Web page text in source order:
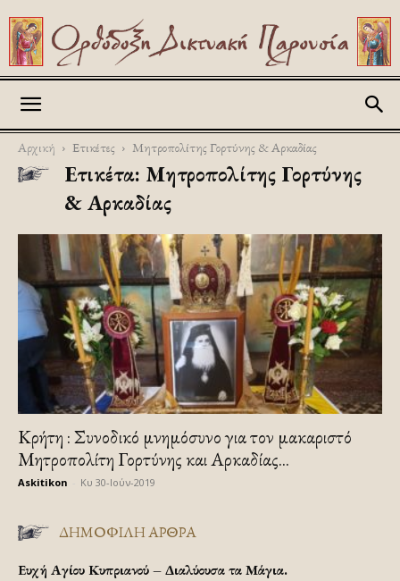
Αρχική Ετικέτες Μητροπολίτης Γορτύνης & Αρκαδίας
Ετικέτα: Μητροπολίτης Γορτύνης
& Αρκαδίας
Κρήτη : Συνοδικό μνημόσυνο για τον μακαριστό
Μητροπολίτη Γορτύνης και Αρκαδίας...
Askitikon Κυ 30-Ιούν-2019
ΔΗΜΟΦΙΛΗ ΑΡΘΡΑ
Ευχή Αγίου Κυπριανού – Διαλύουσα τα Μάγια.